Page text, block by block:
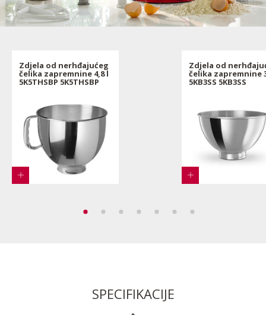
Zdjela od nerhđajućeg
čelika zapremnine 4,8 l
5K5THSBP 5K5THSBP
Zdjela od
čelika zapremnine
5KB3SS 5KB3SS
SPECIFIKACIJE